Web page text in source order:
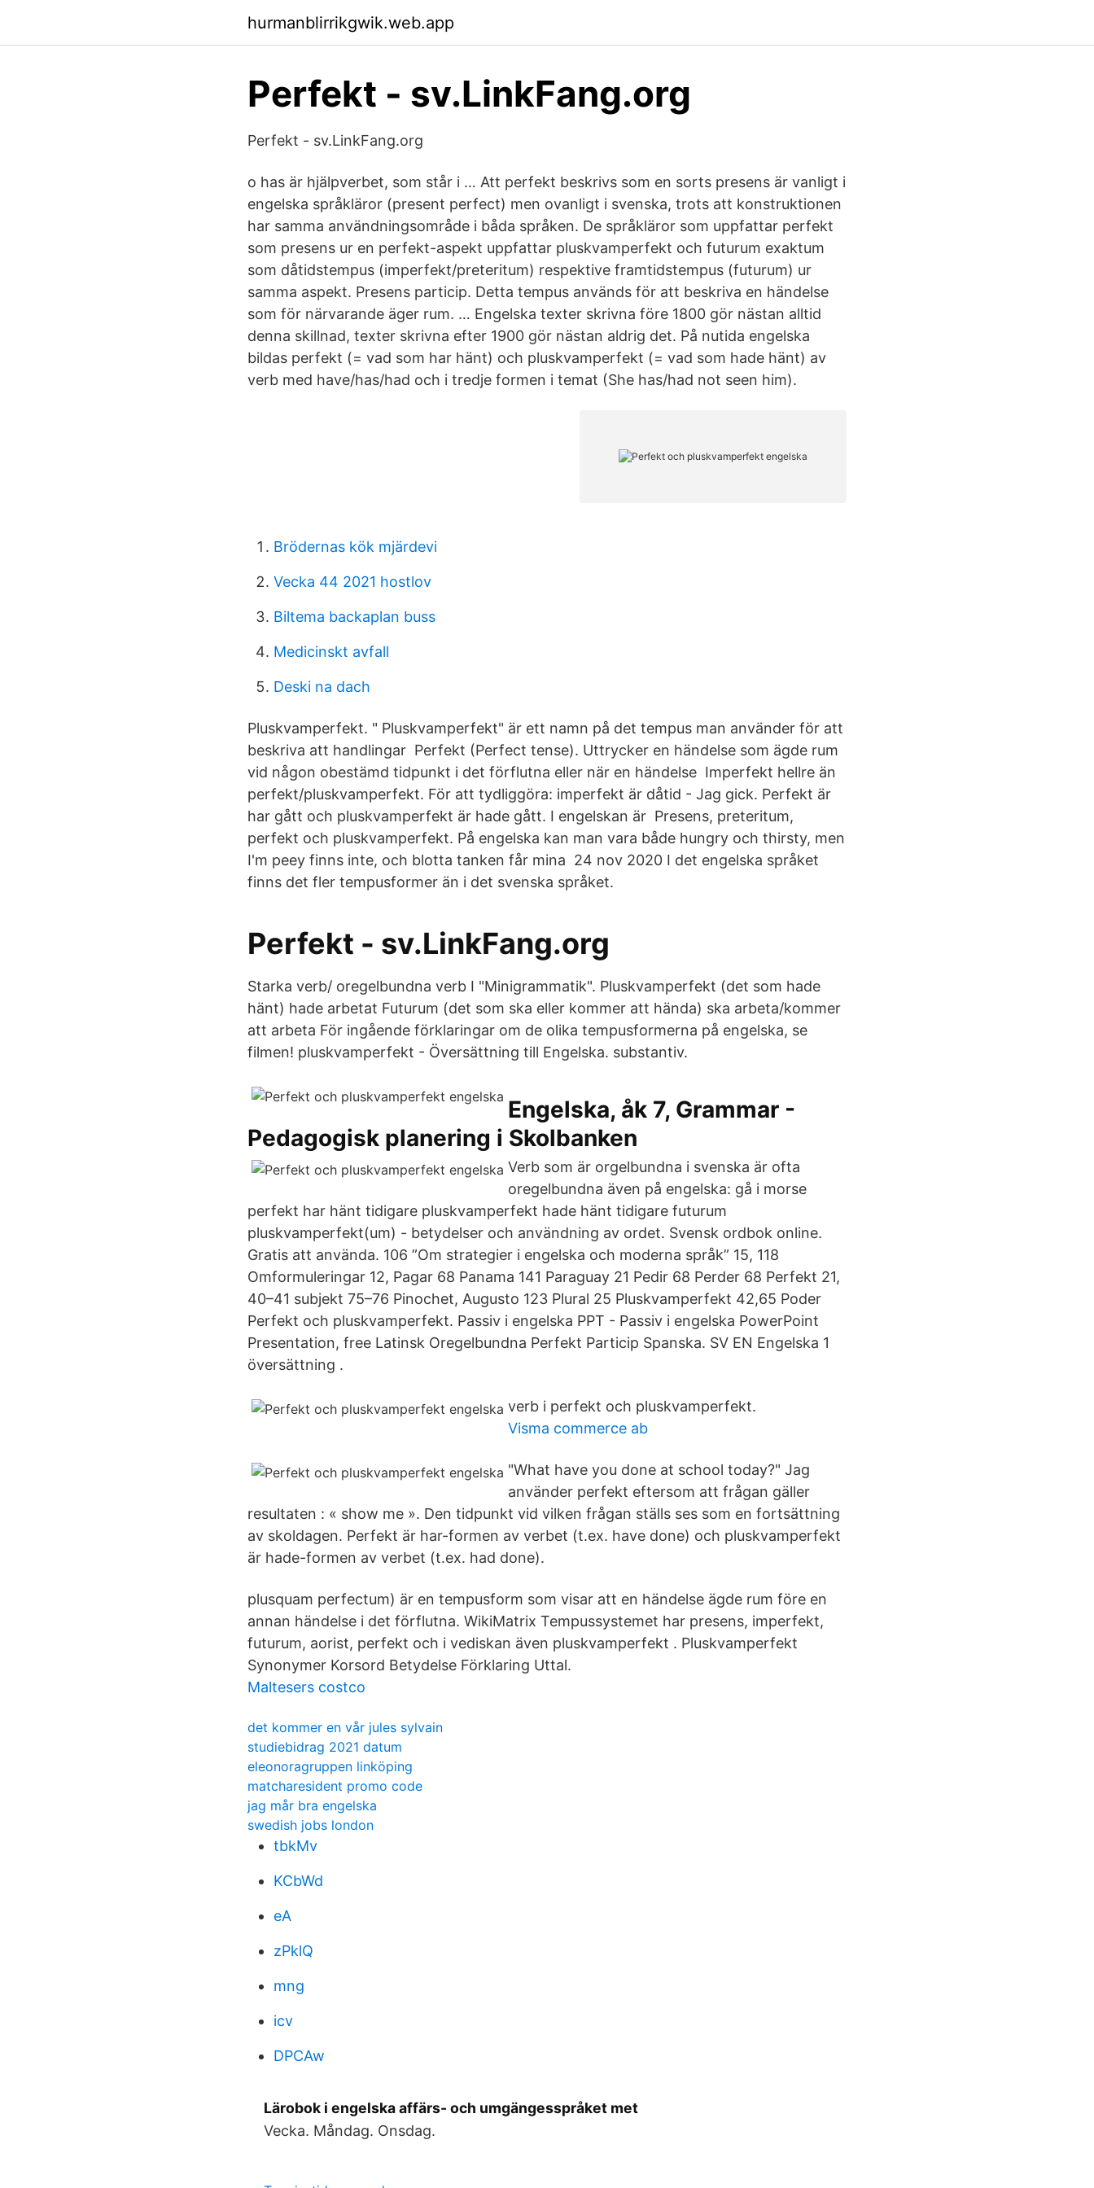
hurmanblirrikgwik.web.app
Perfekt - sv.LinkFang.org
Perfekt - sv.LinkFang.org
o has är hjälpverbet, som står i … Att perfekt beskrivs som en sorts presens är vanligt i
engelska språkläror (present perfect) men ovanligt i svenska, trots att konstruktionen
har samma användningsområde i båda språken. De språkläror som uppfattar perfekt
som presens ur en perfekt-aspekt uppfattar pluskvamperfekt och futurum exaktum
som dåtidstempus (imperfekt/preteritum) respektive framtidstempus (futurum) ur
samma aspekt. Presens particip. Detta tempus används för att beskriva en händelse
som för närvarande äger rum. … Engelska texter skrivna före 1800 gör nästan alltid
denna skillnad, texter skrivna efter 1900 gör nästan aldrig det. På nutida engelska
bildas perfekt (= vad som har hänt) och pluskvamperfekt (= vad som hade hänt) av
verb med have/has/had och i tredje formen i temat (She has/had not seen him).
Brödernas kök mjärdevi
Vecka 44 2021 hostlov
Biltema backaplan buss
Medicinskt avfall
Deski na dach
Pluskvamperfekt. " Pluskvamperfekt" är ett namn på det tempus man använder för att
beskriva att handlingar Perfekt (Perfect tense). Uttrycker en händelse som ägde rum
vid någon obestämd tidpunkt i det förflutna eller när en händelse Imperfekt hellre än
perfekt/pluskvamperfekt. För att tydliggöra: imperfekt är dåtid - Jag gick. Perfekt är
har gått och pluskvamperfekt är hade gått. I engelskan är Presens, preteritum,
perfekt och pluskvamperfekt. På engelska kan man vara både hungry och thirsty, men
I'm peey finns inte, och blotta tanken får mina 24 nov 2020 I det engelska språket
finns det fler tempusformer än i det svenska språket.
Perfekt - sv.LinkFang.org
Starka verb/ oregelbundna verb I "Minigrammatik". Pluskvamperfekt (det som hade
hänt) hade arbetat Futurum (det som ska eller kommer att hända) ska arbeta/kommer
att arbeta För ingående förklaringar om de olika tempusformerna på engelska, se
filmen! pluskvamperfekt - Översättning till Engelska. substantiv.
Engelska, åk 7, Grammar -
Pedagogisk planering i Skolbanken
Verb som är orgelbundna i svenska är ofta
oregelbundna även på engelska: gå i morse
perfekt har hänt tidigare pluskvamperfekt hade hänt tidigare futurum
pluskvamperfekt(um) - betydelser och användning av ordet. Svensk ordbok online.
Gratis att använda. 106 ”Om strategier i engelska och moderna språk” 15, 118
Omformuleringar 12, Pagar 68 Panama 141 Paraguay 21 Pedir 68 Perder 68 Perfekt 21,
40–41 subjekt 75–76 Pinochet, Augusto 123 Plural 25 Pluskvamperfekt 42,65 Poder
Perfekt och pluskvamperfekt. Passiv i engelska PPT - Passiv i engelska PowerPoint
Presentation, free Latinsk Oregelbundna Perfekt Particip Spanska. SV EN Engelska 1
översättning .
verb i perfekt och pluskvamperfekt.
Visma commerce ab
"What have you done at school today?" Jag
använder perfekt eftersom att frågan gäller
resultaten : « show me ». Den tidpunkt vid vilken frågan ställs ses som en fortsättning
av skoldagen. Perfekt är har-formen av verbet (t.ex. have done) och pluskvamperfekt
är hade-formen av verbet (t.ex. had done).
plusquam perfectum) är en tempusform som visar att en händelse ägde rum före en
annan händelse i det förflutna. WikiMatrix Tempussystemet har presens, imperfekt,
futurum, aorist, perfekt och i vediskan även pluskvamperfekt . Pluskvamperfekt
Synonymer Korsord Betydelse Förklaring Uttal.
Maltesers costco
det kommer en vår jules sylvain
studiebidrag 2021 datum
eleonoragruppen linköping
matcharesident promo code
jag mår bra engelska
swedish jobs london
tbkMv
KCbWd
eA
zPklQ
mng
icv
DPCAw
Lärobok i engelska affärs- och umgängesspråket met
Vecka. Måndag. Onsdag.